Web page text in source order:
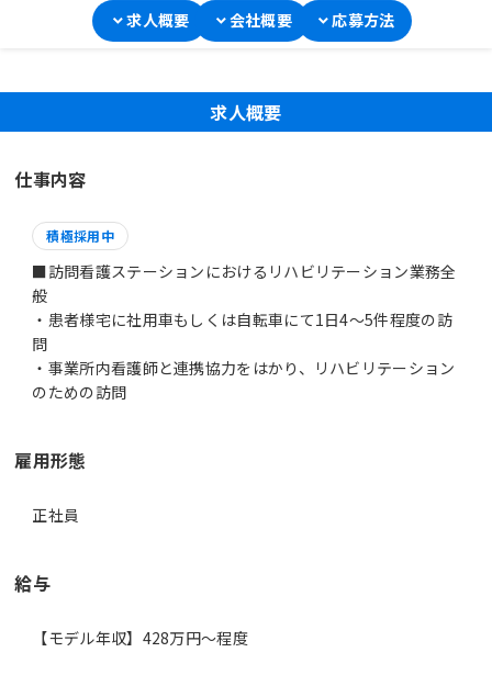
求人概要 会社概要 応募方法
求人概要
仕事内容
積極採用中
■訪問看護ステーションにおけるリハビリテーション業務全
般
・患者様宅に社用車もしくは自転車にて1日4～5件程度の訪
問
・事業所内看護師と連携協力をはかり、リハビリテーション
のための訪問
雇用形態
正社員
給与
【モデル年収】428万円〜程度